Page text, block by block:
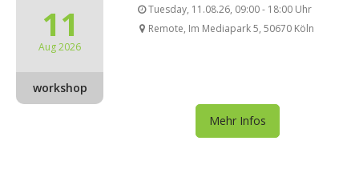
11
Aug 2026
workshop
Tuesday, 11.08.26, 09:00 - 18:00 Uhr
Remote, Im Mediapark 5, 50670 Köln
Mehr Infos